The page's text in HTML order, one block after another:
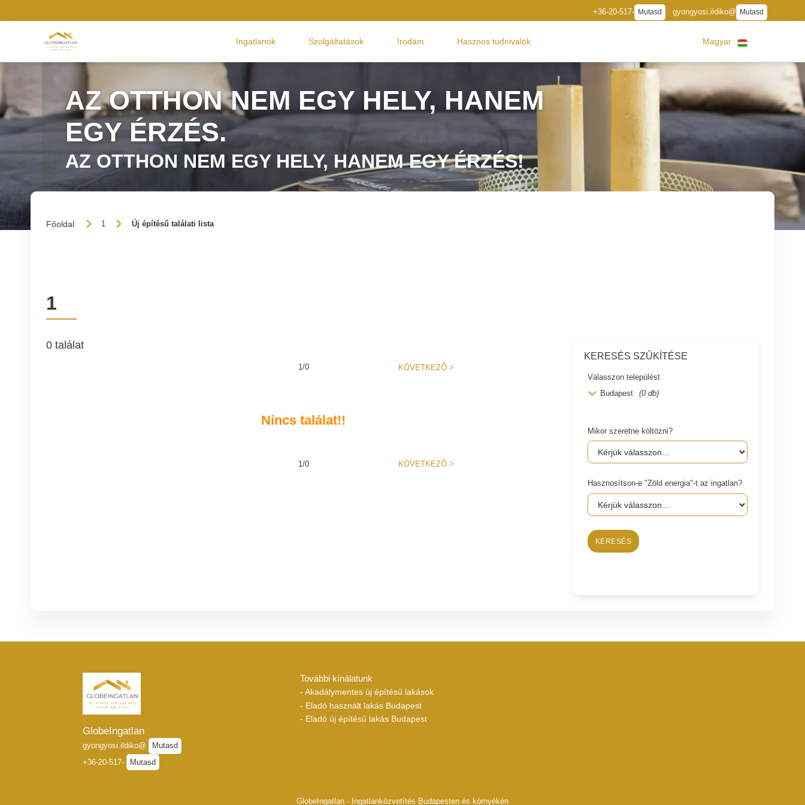
+36-20-517- Mutasd gyongyosi.ildiko@ Mutasd
Ingatlanok Szolgáltatások Irodám Hasznos tudnivalók Magyar
AZ OTTHON NEM EGY HELY, HANEM
EGY ÉRZÉS.
AZ OTTHON NEM EGY HELY, HANEM EGY ÉRZÉS!
Főoldal 1 Új építésű találati lista
1
0 találat
1/0 KÖVETKEZŐ>
Nincs találat!!
1/0 KÖVETKEZŐ>
KERESÉS SZŰKÍTÉSE
Válasszon települést
Budapest
(0 db)
Mikor szeretne költözni?
Hasznosítson-e "Zöld energia"-t az ingatlan?
KERESÉS
GlobeIngatlan
gyongyosi.ildiko@
Mutasd
+36-20-517-
Mutasd
További kínálatunk
- Akadálymentes új építésű lakások
- Eladó használt lakás Budapest
- Eladó új építésű lakás Budapest
GlobeIngatlan - Ingatlanközvetítés Budapesten és környékén